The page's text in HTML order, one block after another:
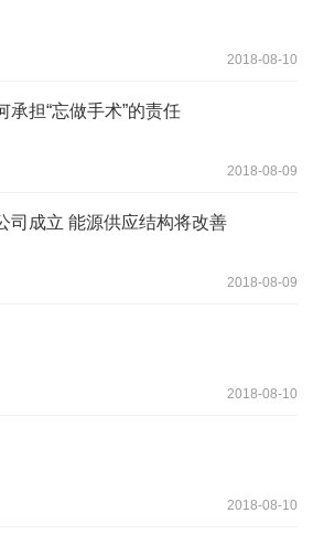
2018-08-10
担“忘做手术”的责任
2018-08-09
司成立 能源供应结构将改善
2018-08-09
2018-08-10
2018-08-10